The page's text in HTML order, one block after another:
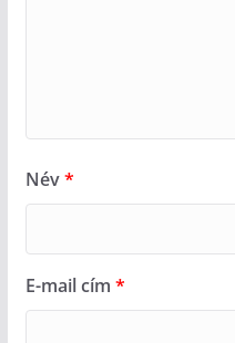
Név*
E-mail cím *